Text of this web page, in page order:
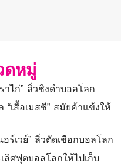
ดหมู่
าไก่” ลิ่วชิงดำบอลโลก
เสื้อเมสซี” สมัยค้าแข้งให้
อร์เวย์” ลิ่วตัดเชือกบอลโลก
ศฟุตบอลโลกให้ไปเก็บ